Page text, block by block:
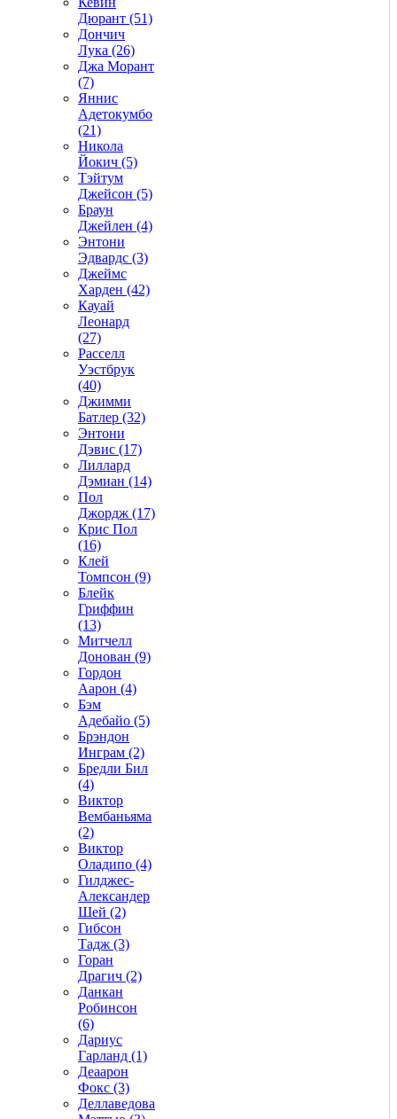
Дюрант (51)
Дончич
Лука (26)
Джа Морант
(7)
Яннис
Адетокумбо
(21)
Никола
Йокич (5)
Тэйтум
Джейсон (5)
Браун
Джейлен (4)
Энтони
Эдвардс (3)
Джеймс
Харден (42)
Кауай
Леонард
(27)
Расселл
Уэстбрук
(40)
Джимми
Батлер (32)
Энтони
Дэвис (17)
Лиллард
Дэмиан (14)
Пол
Джордж (17)
Крис Пол
(16)
Клей
Томпсон (9)
Блейк
Гриффин
(13)
Митчелл
Донован (9)
Гордон
Аарон (4)
Бэм
Адебайо (5)
Брэндон
Инграм (2)
Бредли Бил
(4)
Виктор
Вембаньяма
(2)
Виктор
Оладипо (4)
Гилджес-
Александер
Шей (2)
Гибсон
Тадж (3)
Горан
Драгич (2)
Данкан
Робинсон
(6)
Дариус
Гарланд (1)
Деаарон
Фокс (3)
Деллаведова